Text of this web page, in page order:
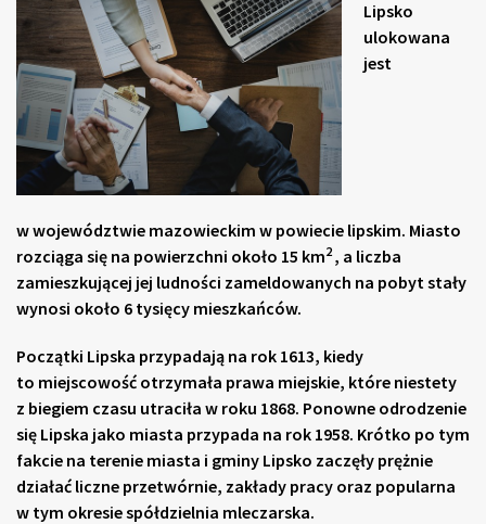
Lipsko
ulokowana
jest
w województwie mazowieckim w powiecie lipskim. Miasto
rozciąga się na powierzchni około 15 km2 , a liczba
zamieszkującej jej ludności zameldowanych na pobyt stały
wynosi około 6 tysięcy mieszkańców.
Początki Lipska przypadają na rok 1613, kiedy
to miejscowość otrzymała prawa miejskie, które niestety
z biegiem czasu utraciła w roku 1868. Ponowne odrodzenie
się Lipska jako miasta przypada na rok 1958. Krótko po tym
fakcie na terenie miasta i gminy Lipsko zaczęły prężnie
działać liczne przetwórnie, zakłady pracy oraz popularna
w tym okresie spółdzielnia mleczarska.